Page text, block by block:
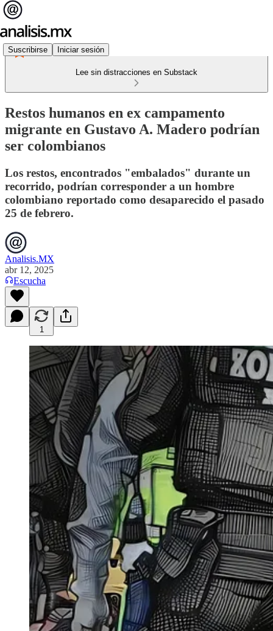
Suscribirse Iniciar sesión
Lee sin distracciones en Substack
Restos humanos en ex campamento
migrante en Gustavo A. Madero podrían
ser colombianos
Los restos, encontrados "embalados" durante un
recorrido, podrían corresponder a un hombre
colombiano reportado como desaparecido el pasado
25 de febrero.
Analisis.MX
abr 12, 2025
Escucha
1